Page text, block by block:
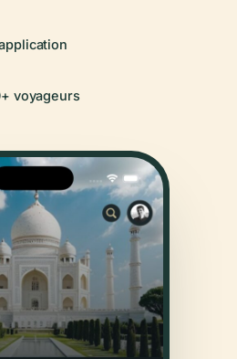
voyageurs